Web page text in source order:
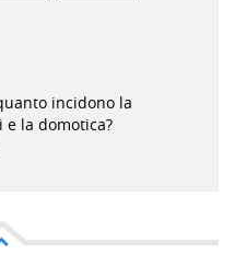
incidono la
la domotica?